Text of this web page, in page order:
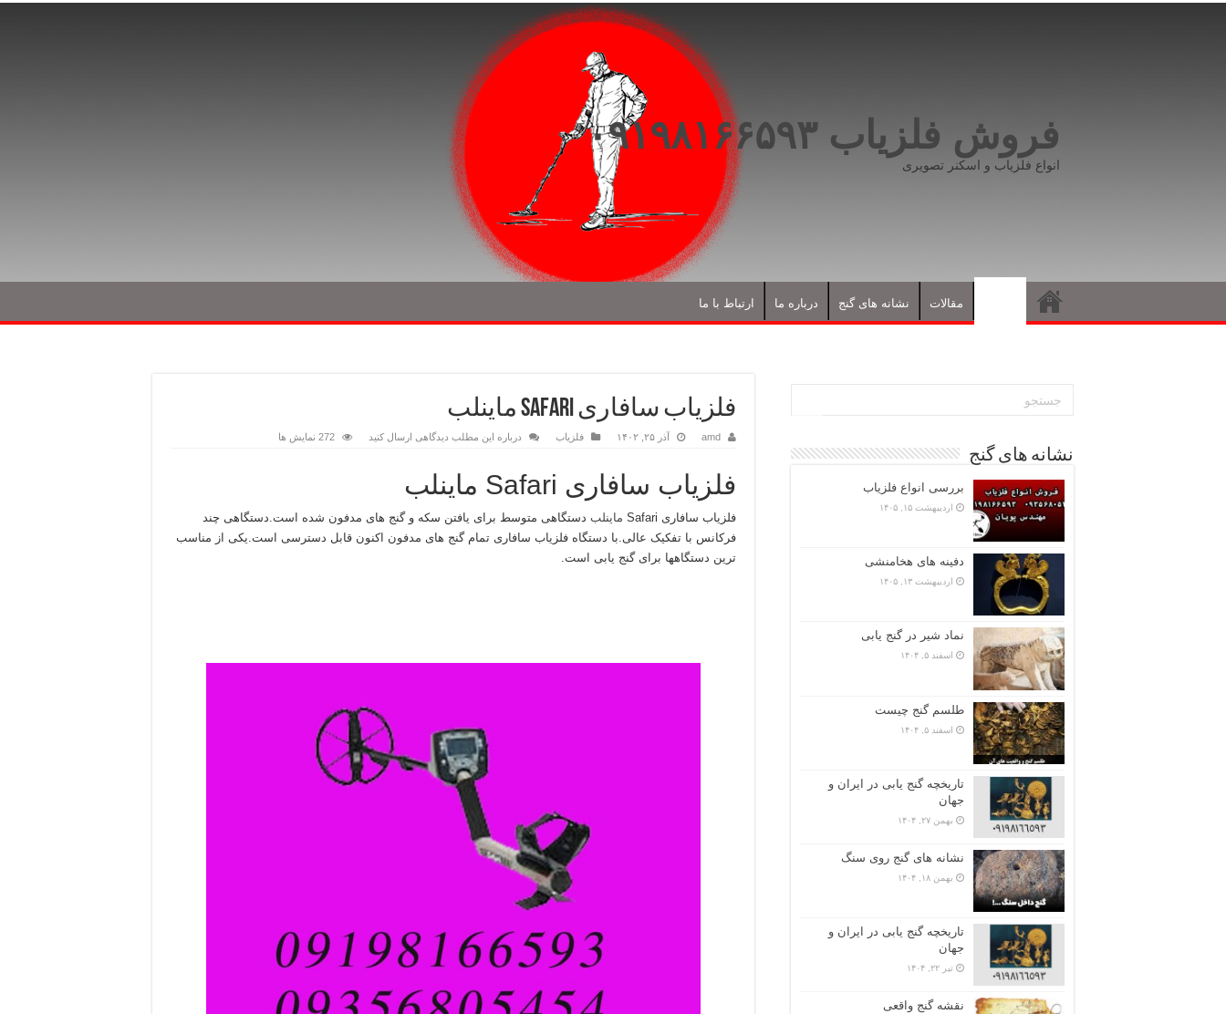
فروش فلزیاب ۰۹۱۹۸۱۶۶۵۹۳
انواع فلزیاب و اسکنر تصویری
مقالات نشانه های گنج درباره ما ارتباط با ما
فلزیاب سافاری Safari ماینلب
amd آذر ۲۵, ۱۴۰۲ فلزیاب درباره این مطلب دیدگاهی ارسال کنید 272 نمایش ها
فلزیاب سافاری Safari ماینلب
فلزیاب سافاری Safari ماینلب دستگاهی متوسط برای یافتن سکه و گنج های مدفون شده است.دستگاهی چند
فرکانس با تفکیک عالی.با دستگاه فلزیاب سافاری تمام گنج های مدفون اکنون قابل دسترسی است.یکی از مناسب
ترین دستگاهها برای گنج یابی است.
نشانه های گنج
بررسی انواع فلزیاب
اردیبهشت ۱۵, ۱۴۰۵
دفینه های هخامنشی
اردیبهشت ۱۳, ۱۴۰۵
نماد شیر در گنج یابی
اسفند ۵, ۱۴۰۴
طلسم گنج چیست
اسفند ۵, ۱۴۰۴
تاریخچه گنج‌ یابی در ایران و
جهان
بهمن ۲۷, ۱۴۰۴
نشانه های گنج روی سنگ
بهمن ۱۸, ۱۴۰۴
تاریخچه گنج‌ یابی در ایران و
جهان
تیر ۲۲, ۱۴۰۴
نقشه گنج واقعی